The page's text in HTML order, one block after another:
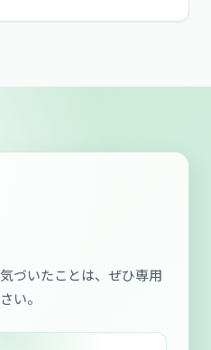
づいたことは、ぜひ専用
い。